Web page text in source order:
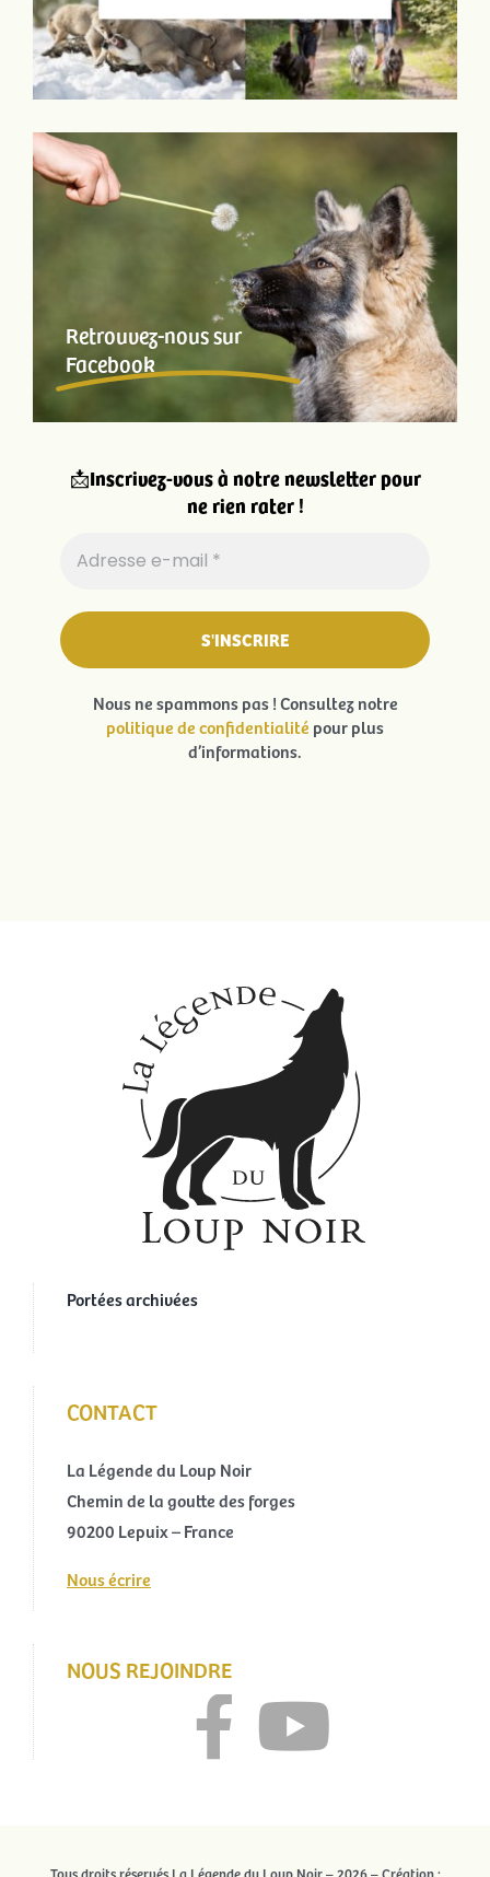
Retrouvez-nous sur
Facebook
📩Inscrivez-vous à notre newsletter pour
ne rien rater !
Nous ne spammons pas ! Consultez notre
politique de confidentialité pour plus
d’informations.
Portées archivées
CONTACT
La Légende du Loup Noir
Chemin de la goutte des forges
90200 Lepuix – France
Nous écrire
NOUS REJOINDRE